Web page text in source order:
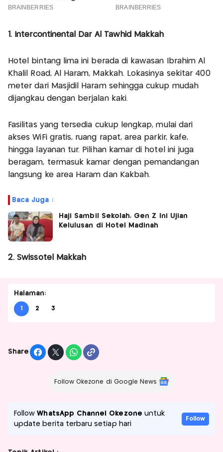
1. Intercontinental Dar Al Tawhid Makkah
Hotel bintang lima ini berada di kawasan Ibrahim Al
Khalil Road, Al Haram, Makkah. Lokasinya sekitar 400
meter dari Masjidil Haram sehingga cukup mudah
dijangkau dengan berjalan kaki.
Fasilitas yang tersedia cukup lengkap, mulai dari
akses WiFi gratis, ruang rapat, area parkir, kafe,
hingga layanan tur. Pilihan kamar di hotel ini juga
beragam, termasuk kamar dengan pemandangan
langsung ke area Haram dan Kakbah.
Baca Juga :
Haji Sambil Sekolah, Gen Z Ini Ujian
Kelulusan di Hotel Madinah
2. Swissôtel Makkah
Halaman:
1 2 3
Share
Follow Okezone di Google News
FollowWhatsApp Channel Okezone untuk
update berita terbaru setiap hari
Follow